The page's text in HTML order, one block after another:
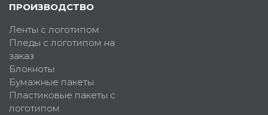
ПРОИЗВОДСТВО
Ленты с логотипом
Пледы с логотипом на
заказ
Блокноты
Бумажные пакеты
Пластиковые пакеты с
логотипом